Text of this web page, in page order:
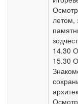
летом,
14.30
15.30